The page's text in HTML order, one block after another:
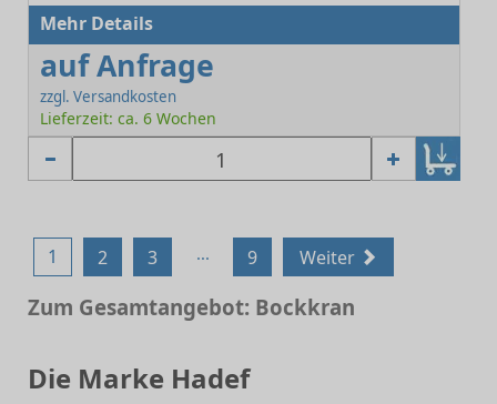
Mehr Details
auf Anfrage
zzgl. Versandkosten
Lieferzeit: ca. 6 Wochen
1 2 3 ... 9 Weiter
Zum Gesamtangebot: Bockkran
Die Marke Hadef